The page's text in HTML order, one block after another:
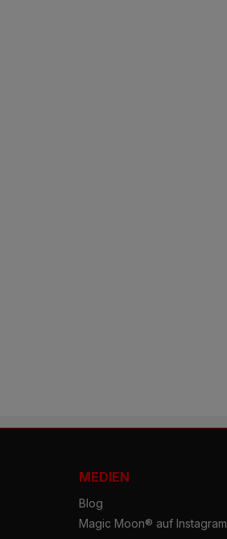
MEDIEN
Blog
Magic Moon® auf Instagram